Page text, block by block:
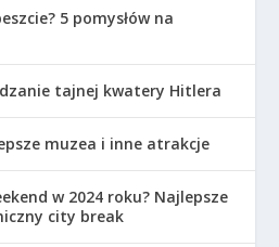
5 pomysłów na
tajnej kwatery Hitlera
muzea i inne atrakcje
w 2024 roku? Najlepsze
city break